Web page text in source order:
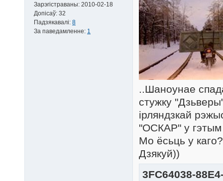
Зарэгістраваны: 2010-02-18
Допісаў: 32
Падзякавалі: 8
За паведамленне: 1
..Шаноунае
стужку
ірляндзкай
"ОСКАР" у гэтым
Мо ёсьць у
Дзякуй))
3FC64038-